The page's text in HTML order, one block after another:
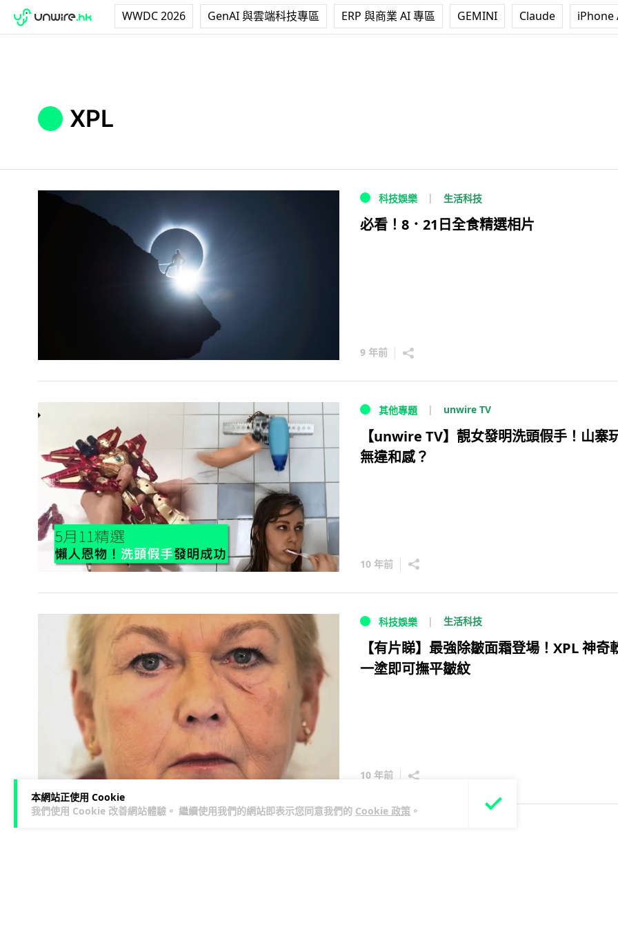
WWDC 2026 GenAI 與雲端科技專區 ERP 與商業 AI 專區 GEMINI Claude iPhone
本網站正使用 Cookie
我們使用 Cookie 改善網站體驗。 繼續使用我們的網站即表示您同意我們的 Cookie 政策 。
XPL
科技娛樂 生活科技
必看！8．21日全食精選相片
9 年前
其他專題 unwire TV
【unwire TV】靚女發明洗頭假手！山寨
無違和感？
10 年前
科技娛樂 生活科技
【有片睇】最強除皺面霜登場！XPL 神奇
一塗即可撫平皺紋
10 年前